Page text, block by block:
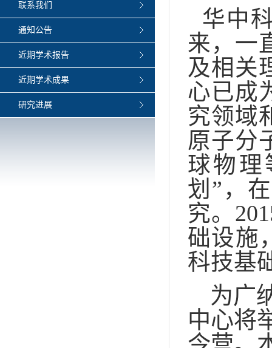
联系我们
通知公告
近期学术报告
近期学术成果
研究进展
华中
来，一
及相关
心已成
究领域
原子分
球物理
划”，
究。
础设施
科技基
为广
中心将